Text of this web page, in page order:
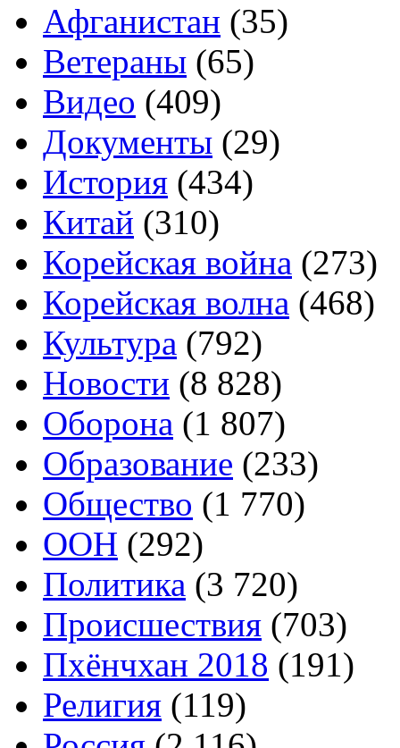
Афганистан (35)
Ветераны (65)
Видео (409)
Документы (29)
История (434)
Китай (310)
Корейская война (273)
Корейская волна (468)
Культура (792)
Новости (8 828)
Оборона (1 807)
Образование (233)
Общество (1 770)
ООН (292)
Политика (3 720)
Происшествия (703)
Пхёнчхан 2018 (191)
Религия (119)